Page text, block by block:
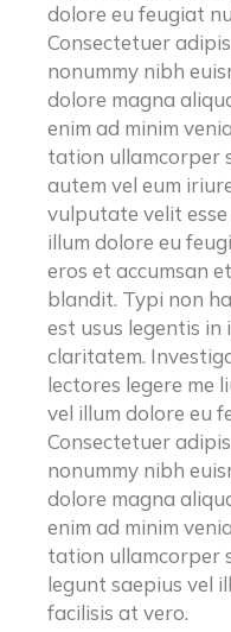
dolore eu feugiat
Consectetuer
nonummy nibh
dolore magna
enim ad minim
tation ullamcorper
autem vel eum
vulputate velit esse
illum dolore eu
eros et accumsan
blandit. Typi non
est usus legentis in
claritatem.
lectores legere me
vel illum dolore eu
Consectetuer
nonummy nibh
dolore magna
enim ad minim
tation ullamcorper
legunt saepius vel
facilisis at vero.